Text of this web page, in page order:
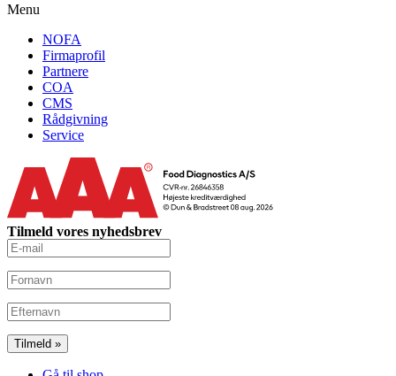
Menu
NOFA
Firmaprofil
Partnere
COA
CMS
Rådgivning
Service
Tilmeld vores nyhedsbrev